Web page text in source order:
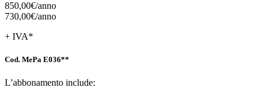
850,00€/anno
730,00€/anno
+ IVA*
Cod. MePa E036**
L’abbonamento include: